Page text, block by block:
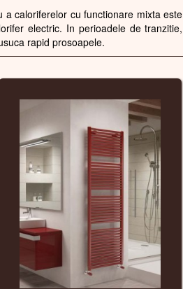
caloriferelor cu functionare mixta este
electric. In perioadele de tranzitie,
rapid prosoapele.